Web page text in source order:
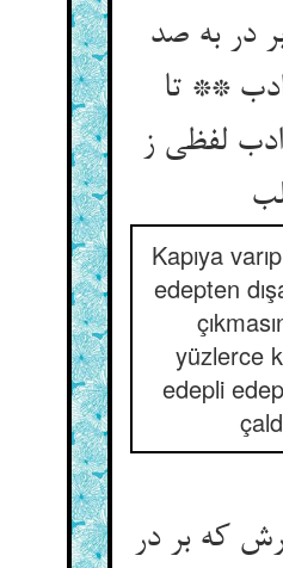
در به صد
** تا
لفظی ز
Kapıya
edepten
yüzlerce
edepli
که بر در